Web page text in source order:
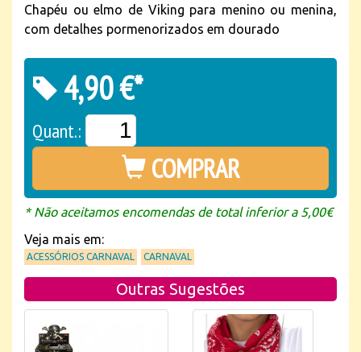
Chapéu ou elmo de Viking para menino ou menina,
com detalhes pormenorizados em dourado
4,90 €*
Quant.:
COMPRAR
* Não aceitamos encomendas de total inferior a 5,00€
Veja mais em:
ACESSÓRIOS CARNAVAL CARNAVAL
Outras Sugestões